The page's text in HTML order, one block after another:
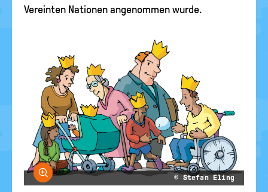
Vereinten Nationen angenommen wurde.
Bild vergrößern
© Stefan Eling